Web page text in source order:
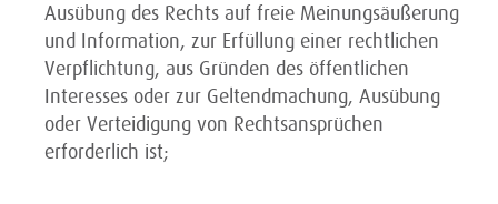
Ausübung des Rechts auf freie Meinungsäußerung
und Information, zur Erfüllung einer rechtlichen
Verpflichtung, aus Gründen des öffentlichen
Interesses oder zur Geltendmachung, Ausübung
oder Verteidigung von Rechtsansprüchen
erforderlich ist;